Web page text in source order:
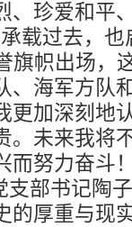
、珍爱和平
载过去，
旗帜出场，
、海军方队
更加深刻地
。未来我将
而努力奋斗
支部书记陶
的厚重与现